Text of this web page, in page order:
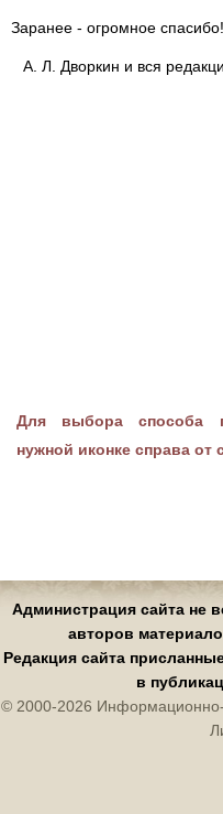
Заранее - огромное спасибо!
А. Л. Дворкин и вся
Для выбора способа
нужной иконке справа от
Администрация сайта не
авторов
Редакция сайта
в
© 2000-2026